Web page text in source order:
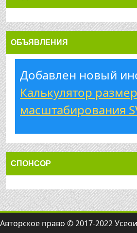
ОБЪЯВЛЕНИЯ
Добавлен новый
Калькулятор
масштабирования
СПОНСОР
Авторское право © 2017-2022